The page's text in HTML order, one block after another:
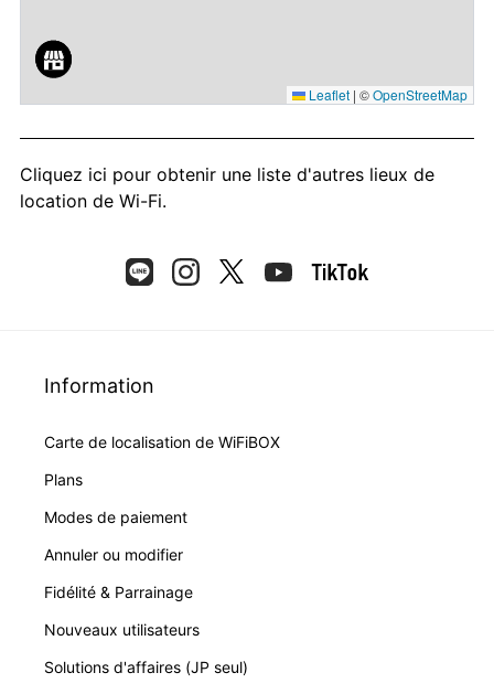
Leaflet | ©OpenStreetMap
Cliquez ici pour obtenir une liste d'autres lieux de
location de Wi-Fi.
Information
Carte de localisation de WiFiBOX
Plans
Modes de paiement
Annuler ou modifier
Fidélité & Parrainage
Nouveaux utilisateurs
Solutions d'affaires (JP seul)